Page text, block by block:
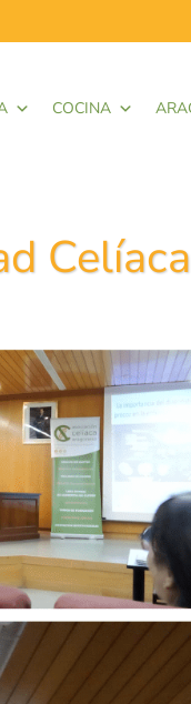
COCINA
Celíaca